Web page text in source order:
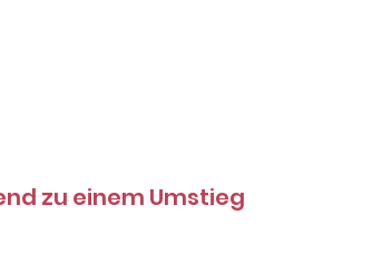
zu einem Umstieg